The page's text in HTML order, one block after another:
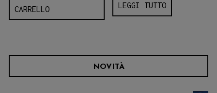
CARRELLO
LEGGI TUTTO
NOVITÀ